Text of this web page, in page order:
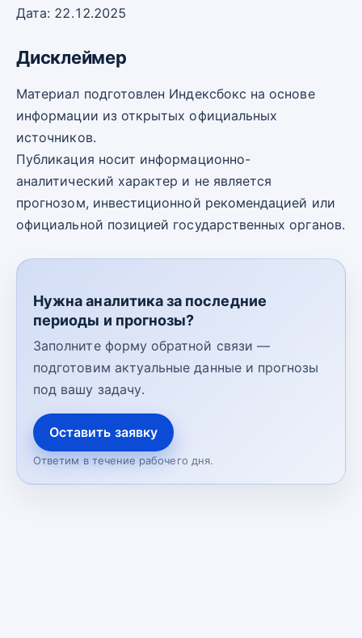
Дата: 22.12.2025
Дисклеймер
Материал подготовлен Индексбокс на основе
информации из открытых официальных
источников.
Публикация носит информационно-
аналитический характер и не является
прогнозом, инвестиционной рекомендацией или
официальной позицией государственных органов.
Нужна аналитика за последние
периоды и прогнозы?
Заполните форму обратной связи —
подготовим актуальные данные и прогнозы
под вашу задачу.
Оставить заявку
Ответим в течение рабочего дня.